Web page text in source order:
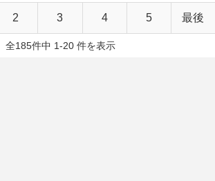
2 3 4 5 最後
全185件中 1-20 件を表示